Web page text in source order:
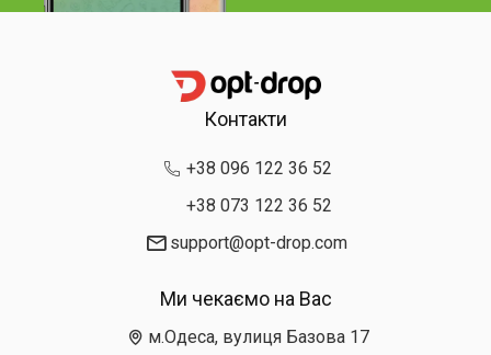
Контакти
+38 096 122 36 52
+38 073 122 36 52
support@opt-drop.com
Ми чекаємо на Вас
м.Одеса, вулиця Базова 17